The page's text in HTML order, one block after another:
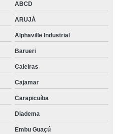
ABCD
ARUJÁ
Alphaville Industrial
Barueri
Caieiras
Cajamar
Carapicuíba
Diadema
Embu Guaçú